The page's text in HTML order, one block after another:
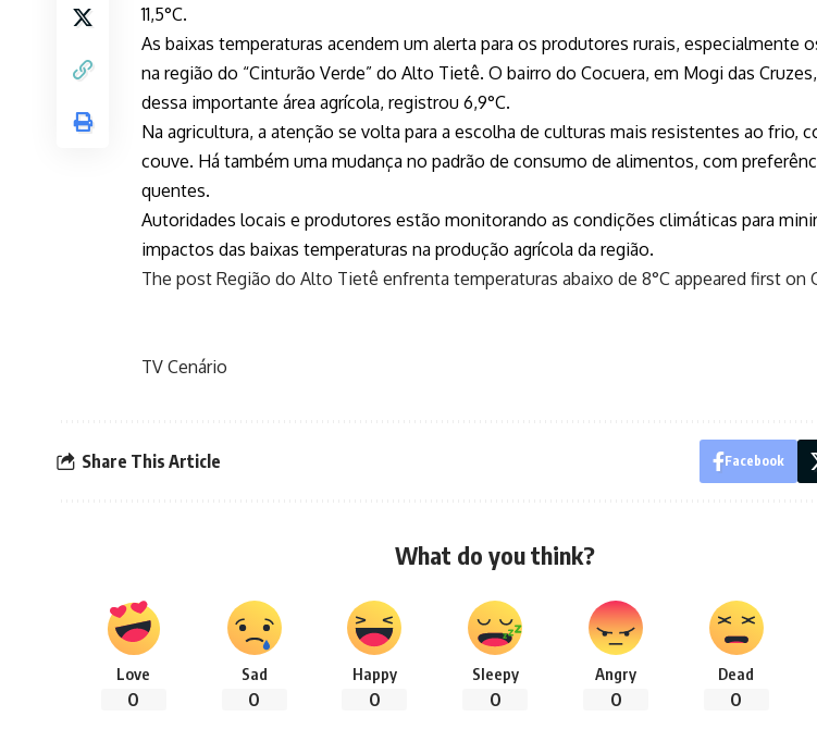
11,5°C.
As baixas temperaturas acendem um alerta para os produtores rurais, especialmente
na região do “Cinturão Verde” do Alto Tietê. O bairro do Cocuera, em Mogi das
dessa importante área agrícola, registrou 6,9°C.
Na agricultura, a atenção se volta para a escolha de culturas mais resistentes ao frio,
couve. Há também uma mudança no padrão de consumo de alimentos, com
quentes.
Autoridades locais e produtores estão monitorando as condições climáticas para
impactos das baixas temperaturas na produção agrícola da região.
The post Região do Alto Tietê enfrenta temperaturas abaixo de 8°C appeared first on
TV Cenário
Share This Article Facebook
What do you think?
Love
0
Sad
0
Happy
0
Sleepy
0
Angry
0
Dead
0